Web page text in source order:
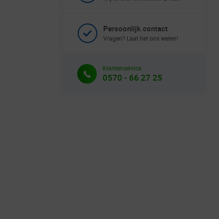
Persoonlijk contact
Vragen? Laat het ons weten!
Klantenservice
0570 - 66 27 25